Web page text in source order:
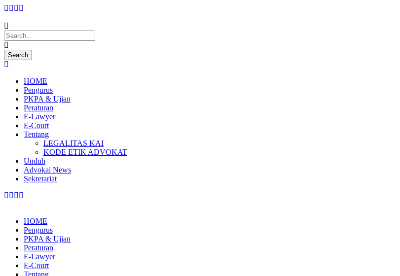
HOME
Pengurus
PKPA & Ujian
Peraturan
E-Lawyer
E-Court
Tentang
LEGALITAS KAI
KODE ETIK ADVOKAT
Unduh
Advokai News
Sekretariat
HOME
Pengurus
PKPA & Ujian
Peraturan
E-Lawyer
E-Court
Tentang